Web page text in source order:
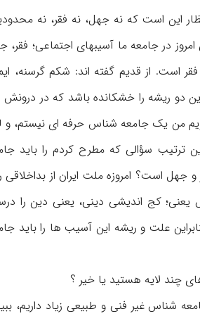
این است که نه جهل، نه فقر، نه
در جامعه ما آسیبهای اجتماعی؛ فقر،
است. از قدیم گفته اند: شکم گرسنه،
این دو ریشه را خشکانده باشد که در
من یک جامعه شناس حرفه ای نیستم، و
ترتیب سؤالی که مطرح کردم را باید
جهل است؟ امروزه ملت ایران از بداخلاقی
کج اندیشی دینی، یعنی دین را
علت و ریشه این آسیب ها را باید
چند لایه هستید یا خیر ؟
شناس غیر فنی و طبیعی زیاد داریم،